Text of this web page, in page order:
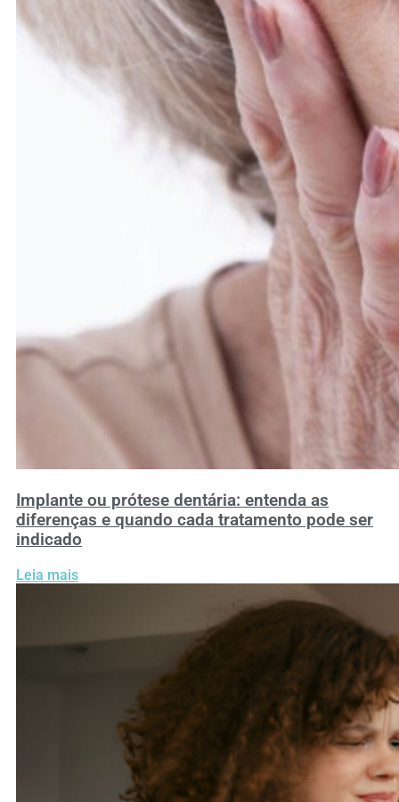
Implante ou prótese dentária: entenda as
diferenças e quando cada tratamento pode ser
indicado
Leia mais